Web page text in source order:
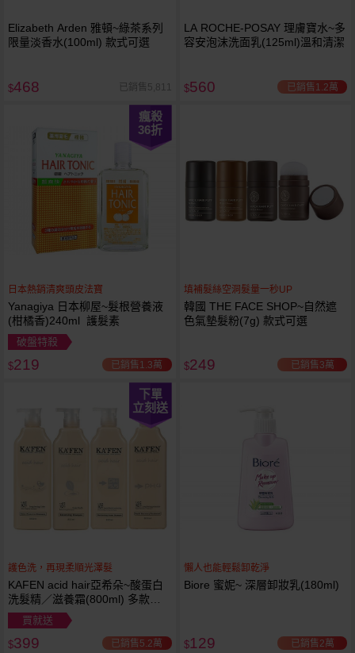
Elizabeth Arden 雅頓~綠茶系列
限量淡香水(100ml) 款式可選
$468 已銷售5,811
LA ROCHE-POSAY 理膚寶水~多
容安泡沫洗面乳(125ml)溫和清潔
$560 已銷售1.2萬
瘋殺
36折
日本熱銷清爽頭皮法寶
Yanagiya 日本柳屋~髮根營養液
(柑橘香)240ml 護髮素
破盤特殺
$219 已銷售1.3萬
填補髮絲空洞髮量一秒UP
韓國 THE FACE SHOP~自然遮
色氣墊髮粉(7g) 款式可選
$249 已銷售3萬
下單
立刻送
護色洗，再現柔順光澤髮
KAFEN acid hair亞希朵~酸蛋白
洗髮精／滋養霜(800ml) 多款可
選
買就送
$399 已銷售5.2萬
懶人也能輕鬆卸乾淨
Biore 蜜妮~ 深層卸妝乳(180ml)
$129 已銷售2萬